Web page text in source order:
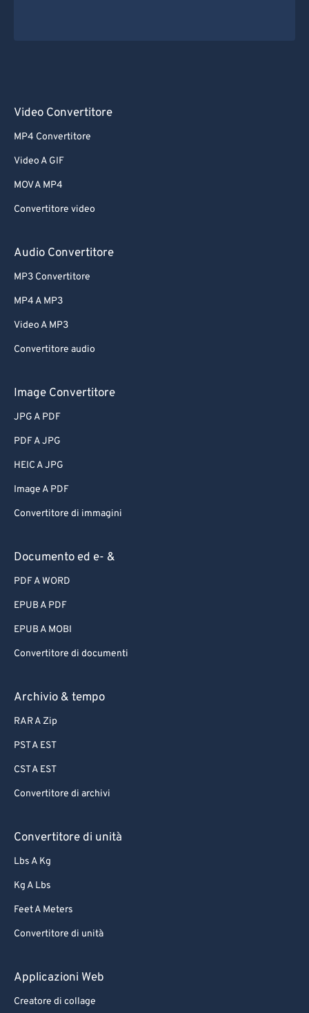
Video Convertitore
MP4 Convertitore
Video A GIF
MOV A MP4
Convertitore video
Audio Convertitore
MP3 Convertitore
MP4 A MP3
Video A MP3
Convertitore audio
Image Convertitore
JPG A PDF
PDF A JPG
HEIC A JPG
Image A PDF
Convertitore di immagini
Documento ed e- &
PDF A WORD
EPUB A PDF
EPUB A MOBI
Convertitore di documenti
Archivio & tempo
RAR A Zip
PST A EST
CST A EST
Convertitore di archivi
Convertitore di unità
Lbs A Kg
Kg A Lbs
Feet A Meters
Convertitore di unità
Applicazioni Web
Creatore di collage